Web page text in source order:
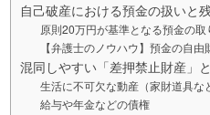
自己破産における預金の扱いと
原則20万円が基準となる預金の取
【弁護士のノウハウ】預金の自
混同しやすい「差押禁止財産」
生活に不可欠な動産（家財道具な
給与や年金などの債権